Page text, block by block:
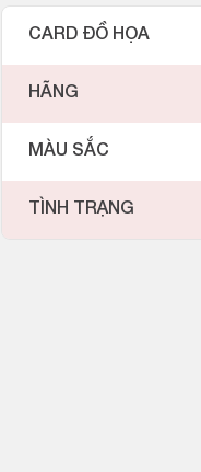
CARD ĐỒ HỌA
HÃNG
MÀU SẮC
TÌNH TRẠNG